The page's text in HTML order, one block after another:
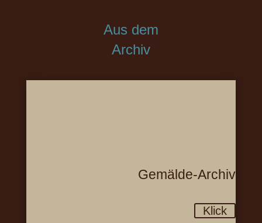
Aus dem
Archiv
Gemälde-Archiv
Klick